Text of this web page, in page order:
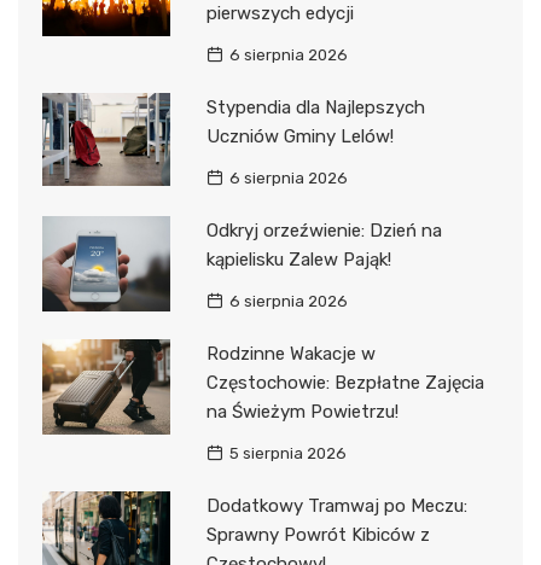
pierwszych edycji
6 sierpnia 2026
Stypendia dla Najlepszych
Uczniów Gminy Lelów!
6 sierpnia 2026
Odkryj orzeźwienie: Dzień na
kąpielisku Zalew Pająk!
6 sierpnia 2026
Rodzinne Wakacje w
Częstochowie: Bezpłatne Zajęcia
na Świeżym Powietrzu!
5 sierpnia 2026
Dodatkowy Tramwaj po Meczu:
Sprawny Powrót Kibiców z